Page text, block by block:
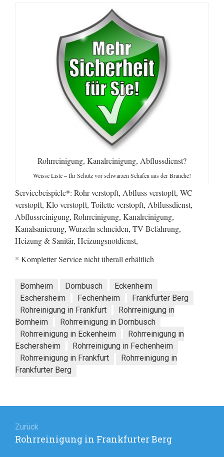
Rohrreinigung, Kanalreinigung, Abflussdienst?
Weisse Liste – Ihr Schutz vor schwarzen Schafen aus der Branche!
Servicebeispiele*: Rohr verstopft, Abfluss verstopft, WC
verstopft, Klo verstopft, Toilette verstopft, Abflussdienst,
Abflussreinigung, Rohrreinigung, Kanalreinigung,
Kanalsanierung, Wurzeln schneiden, TV-Befahrung,
Heizung & Sanitär, Heizungsnotdienst,
* Kompletter Service nicht überall erhältlich
Bornheim Dornbusch
Eckenheim
Eschersheim
Fechenheim
Frankfurter Berg
Rohreinigung in Frankfurt
Rohrreinigung in
Bornheim
Rohrreinigung in Dornbusch
Rohrreinigung in Eckenheim
Rohrreinigung in
Eschersheim
Rohrreinigung in Fechenheim
Rohrreinigung in Frankfurt
Rohrreinigung in
Frankfurter Berg
Zurück
Vorheriger
Rohrreinigung in Frankfurter Berg